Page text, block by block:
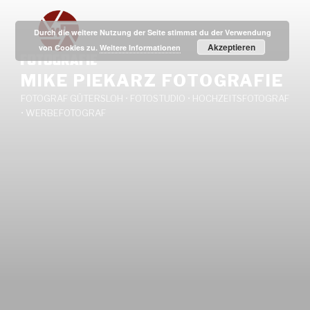
Inhalt
springen
MIKE PIEKARZ FOTOGRAFIE
FOTOGRAF GÜTERSLOH • FOTOSTUDIO • HOCHZEITSFOTOGRAF
• WERBEFOTOGRAF
Durch die weitere Nutzung der Seite stimmst du der Verwendung
von Cookies zu.Weitere Informationen Akzeptieren